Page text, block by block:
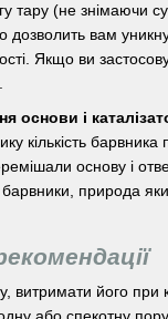
тару (не знімаючи
вам
Якщо ви
основи і
кількість
основу і
природа
витримати його
або спекотну